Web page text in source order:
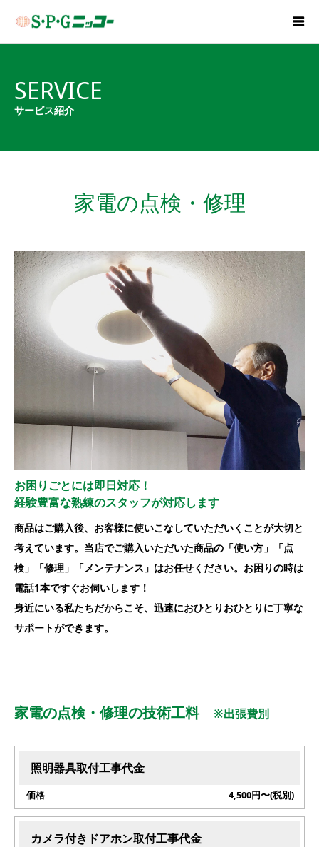
SERVICE
サービス紹介
家電の点検・修理
お困りごとには即日対応！
経験豊富な熟練のスタッフが対応します
商品はご購入後、お客様に使いこなしていただいくことが大切と
考えています。当店でご購入いただいた商品の「使い方」「点
検」「修理」「メンテナンス」はお任せください。お困りの時は
電話1本ですぐお伺いします！
身近にいる私たちだからこそ、迅速におひとりおひとりに丁寧な
サポートができます。
家電の点検・修理の技術工料 ※出張費別
内
容
価
照明器具取付工事代金
4,500円〜(税別)
カメラ付きドアホン取付工事代金